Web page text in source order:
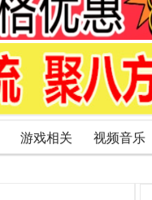
游戏相关 视频音乐